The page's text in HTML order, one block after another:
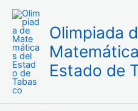
contenido
Olimpiada
Estado de